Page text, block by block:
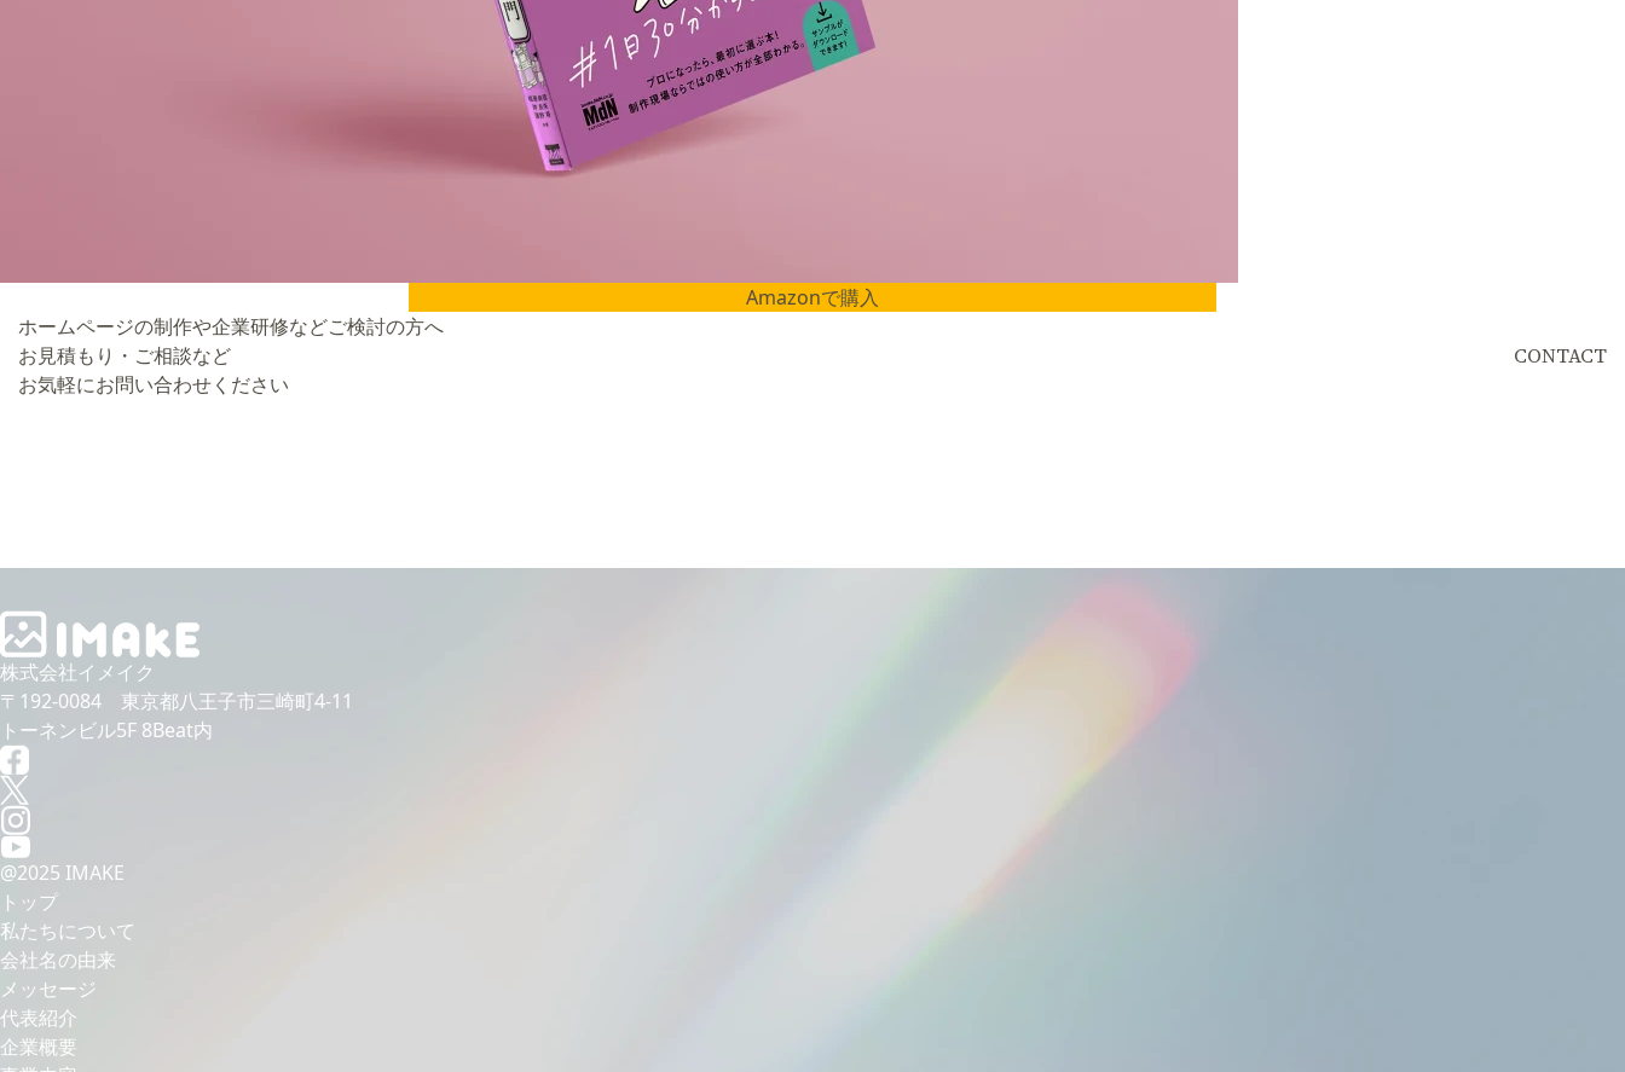
Amazonで購入
ホームページの制作や企業研修などご検討の方へ
お見積もり・ご相談など
お気軽にお問い合わせください
CONTACT
株式会社イメイク
〒192-0084 東京都⼋王⼦市三崎町4-11
トーネンビル5F 8Beat内
@2025 IMAKE
トップ
私たちについて
会社名の由来
メッセージ
代表紹介
企業概要